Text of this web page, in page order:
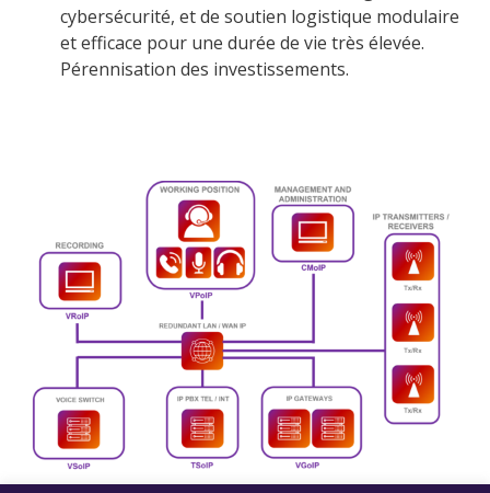
cybersécurité, et de soutien logistique modulaire
et efficace pour une durée de vie très élevée.
Pérennisation des investissements.